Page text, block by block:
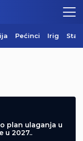
Pećinci Irig
plan ulaganja u
u 2027..